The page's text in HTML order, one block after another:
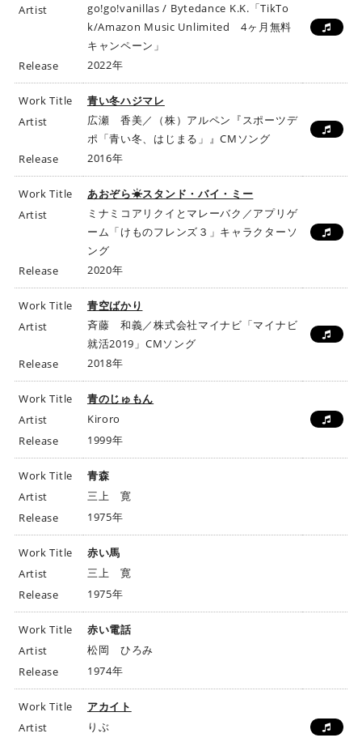
Artist
go!go!vanillas / Bytedance K.K.「TikTo
k/Amazon Music Unlimited 4ヶ月無料
キャンペーン」
Release
2022年
Work Title
青い冬ハジマレ
Artist
広瀬 香美／（株）アルペン『スポーツデ
ポ「青い冬、はじまる」』CMソング
Release
2016年
Work Title
あおぞら☀スタンド・バイ・ミー
Artist
ミナミコアリクイとマレーバク／アプリゲ
ーム「けものフレンズ３」キャラクターソ
ング
Release
2020年
Work Title
青空ばかり
Artist
斉藤 和義／株式会社マイナビ「マイナビ
就活2019」CMソング
Release
2018年
Work Title
青のじゅもん
Artist
Kiroro
Release
1999年
Work Title
青森
Artist
三上 寛
Release
1975年
Work Title
赤い馬
Artist
三上 寛
Release
1975年
Work Title
赤い電話
Artist
松岡 ひろみ
Release
1974年
Work Title
アカイト
Artist
りぶ